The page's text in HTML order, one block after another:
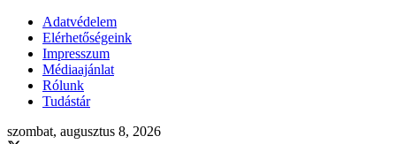
Adatvédelem
Elérhetőségeink
Impresszum
Médiaajánlat
Rólunk
Tudástár
szombat, augusztus 8, 2026